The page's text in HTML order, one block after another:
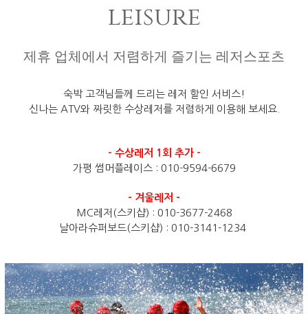
leisure
제휴 업체에서 저렴하게 즐기는 레저스포츠
숙박 고객님들께 드리는 레저 할인 서비스!
신나는 ATV와 짜릿한 수상레저를 저렴하게 이용해 보세요.
- 수상레저 1회 추가 -
가평 썸머플레이스 : 010-9594-6679
- 겨울레저 -
MC레저(스키샵) : 010-3677-2468
날아라슈퍼보드(스키샵) : 010-3141-1234